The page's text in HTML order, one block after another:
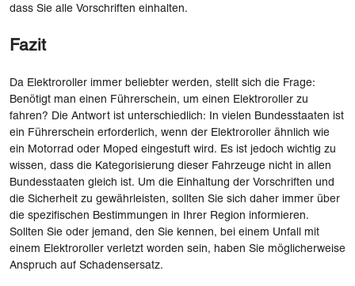
dass Sie alle Vorschriften einhalten.
Fazit
Da Elektroroller immer beliebter werden, stellt sich die Frage:
Benötigt man einen Führerschein, um einen Elektroroller zu
fahren? Die Antwort ist unterschiedlich: In vielen Bundesstaaten ist
ein Führerschein erforderlich, wenn der Elektroroller ähnlich wie
ein Motorrad oder Moped eingestuft wird. Es ist jedoch wichtig zu
wissen, dass die Kategorisierung dieser Fahrzeuge nicht in allen
Bundesstaaten gleich ist. Um die Einhaltung der Vorschriften und
die Sicherheit zu gewährleisten, sollten Sie sich daher immer über
die spezifischen Bestimmungen in Ihrer Region informieren.
Sollten Sie oder jemand, den Sie kennen, bei einem Unfall mit
einem Elektroroller verletzt worden sein, haben Sie möglicherweise
Anspruch auf Schadensersatz.